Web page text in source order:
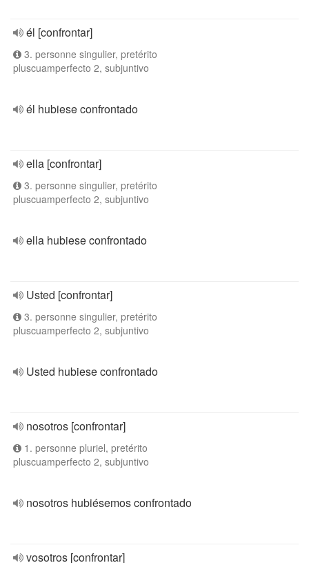
él [confrontar]
3. personne singulier, pretérito
pluscuamperfecto 2, subjuntivo
él hubiese confrontado
ella [confrontar]
3. personne singulier, pretérito
pluscuamperfecto 2, subjuntivo
ella hubiese confrontado
Usted [confrontar]
3. personne singulier, pretérito
pluscuamperfecto 2, subjuntivo
Usted hubiese confrontado
nosotros [confrontar]
1. personne pluriel, pretérito
pluscuamperfecto 2, subjuntivo
nosotros hubiésemos confrontado
vosotros [confrontar]